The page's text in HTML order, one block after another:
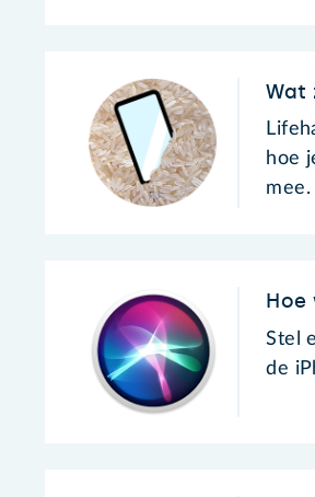
Wat
hoe
mee.
Hoe
Stel
de